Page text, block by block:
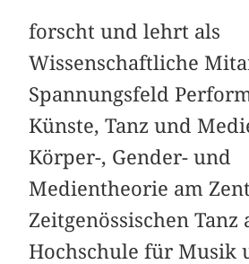
forscht und lehrt als
Wissenschaftliche
Spannungsfeld
Künste, Tanz und
Körper-, Gender- und
Medientheorie am
Zeitgenössischen Tanz
Hochschule für Musik